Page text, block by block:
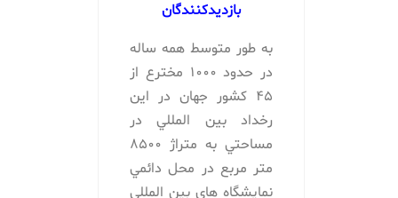
بازديدكنندگان
به طور متوسط همه ساله
در حدود 1000 مخترع از
45 كشور جهان در اين
رخداد بين المللي در
مساحتي به متراژ 8500
متر مربع در محل دائمي
نمايشگاه هاي بين المللي